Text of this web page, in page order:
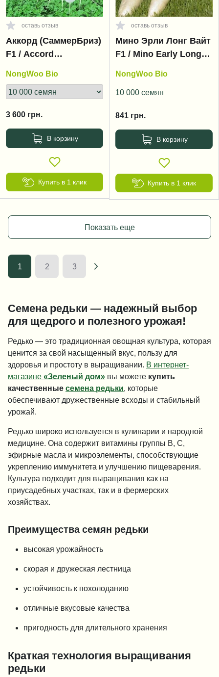
оставь отзыв
Аккорд (СаммерБриз)
F1 / Accord
60 дней
NongWoo Bio
3 600 грн.
В корзину
Купить в 1 клик
оставь отзыв
Мино Эрли Лонг Вайт
F1 / Mino Early Long
NongWoo Bio
10 000 семян
841 грн.
В корзину
Купить в 1 клик
Показать еще
1 2 3
Семена редьки — надежный выбор
для щедрого и полезного урожая!
Редько — это традиционная овощная культура, которая
ценится за свой насыщенный вкус, пользу для
здоровья и простоту в выращивании.
В интернет-
магазине «Зеленый дом» вы можете купить
качественные семена редьки , которые
обеспечивают дружественные всходы и стабильный
урожай.
Редько широко используется в кулинарии и народной
медицине. Она содержит витамины группы B, C,
эфирные масла и микроэлементы, способствующие
укреплению иммунитета и улучшению пищеварения.
Культура подходит для выращивания как на
приусадебных участках, так и в фермерских
хозяйствах.
Преимущества семян редьки
высокая урожайность
скорая и дружеская лестница
устойчивость к похолоданию
отличные вкусовые качества
пригодность для длительного хранения
Краткая технология выращивания
редьки